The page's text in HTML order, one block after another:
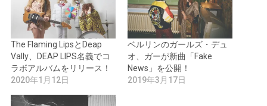
The Flaming LipsとDeap
Vally、DEAP LIPS名義でコ
ラボアルバムをリリース！
2020年1月12日
ベルリンのガールズ・デュ
オ、ガーが新曲「Fake
News」を公開！
2019年3月17日